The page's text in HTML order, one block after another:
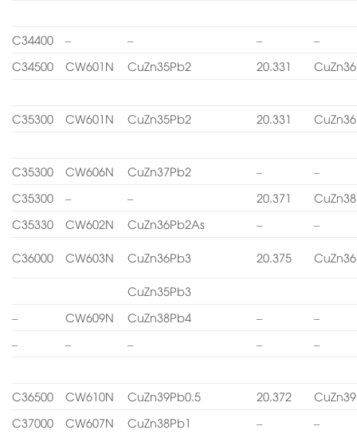
C34400 – – –
–
C34500
CW601N CuZn35Pb2 20.331
C35300 CW601N CuZn35Pb2 20.331
C35300 CW606N CuZn37Pb2 –
–
C35300
– – 20.371
C35330
CW602N CuZn36Pb2As – –
C36000 CW603N CuZn36Pb3 20.375
CuZn35Pb3
–
CW609N CuZn38Pb4 –
–
–
– – – –
C36500 CW610N CuZn39Pb0.5 20.372
C37000
CW607N CuZn38Pb1 –
–